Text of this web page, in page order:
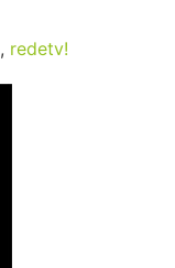
, redetv!